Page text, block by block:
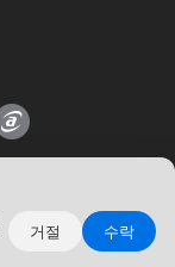
거절 수락